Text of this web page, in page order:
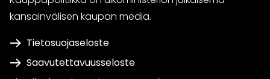
kansainvälisen kaupan media.
Tietosuojaseloste
Saavutettavuusseloste